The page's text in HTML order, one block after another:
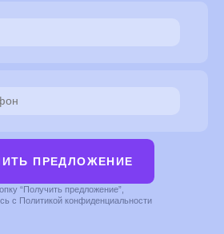
ПРЕДЛОЖЕНИЕ
“Получить предложение”,
с Политикой конфиденциальности